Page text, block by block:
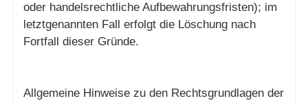
oder handelsrechtliche Aufbewahrungsfristen); im
letztgenannten Fall erfolgt die Löschung nach
Fortfall dieser Gründe.
Allgemeine Hinweise zu den Rechtsgrundlagen der